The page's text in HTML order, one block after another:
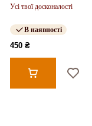
Усі твої досконалості
В наявності
450 ₴